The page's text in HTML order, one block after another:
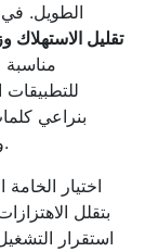
الطويل.
تقليل الاستهلاك
بنراعي
وموتور غاطس بشكل مفيد للقارئ بدون حشو.
اختيار
استقرار